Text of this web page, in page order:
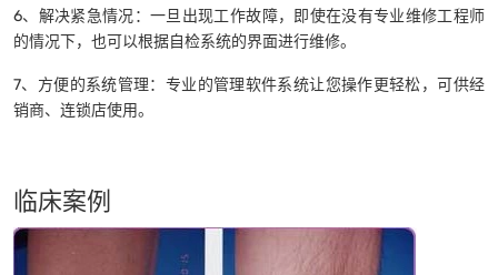
6、解决紧急情况：一旦出现工作故障，即使在没有专业维修工程师
的情况下，也可以根据自检系统的界面进行维修。
7、方便的系统管理：专业的管理软件系统让您操作更轻松，可供经
销商、连锁店使用。
临床案例